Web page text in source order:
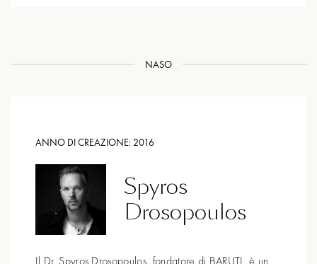
NASO
ANNO DI CREAZIONE: 2016
Spyros
Drosopoulos